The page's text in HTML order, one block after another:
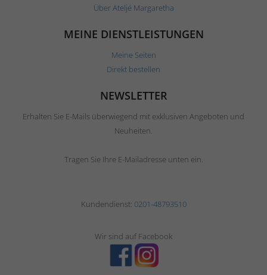
Über Ateljé Margaretha
MEINE DIENSTLEISTUNGEN
Meine Seiten
Direkt bestellen
NEWSLETTER
Erhalten Sie E-Mails überwiegend mit exklusiven Angeboten und
Neuheiten.
Tragen Sie Ihre E-Mailadresse unten ein.
Kundendienst: 0201-48793510
Wir sind auf Facebook